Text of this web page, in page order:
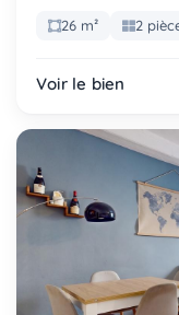
26 m² 2
Voir le bien